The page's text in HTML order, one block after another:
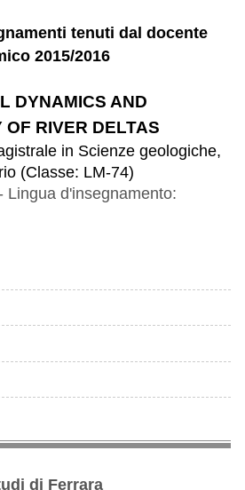
tenuti dal docente
2015/2016
DYNAMICS AND
RIVER DELTAS
in Scienze geologiche,
(Classe: LM-74)
Lingua d'insegnamento:
di Ferrara